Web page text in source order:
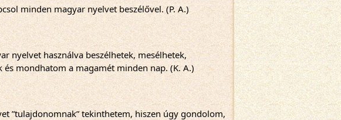
minden magyar nyelvet beszélővel. (P. A.)
nyelvet használva beszélhetek, mesélhetek,
mondhatom a magamét minden nap. (K. A.)
”tulajdonomnak” tekinthetem, hiszen úgy gondolom,